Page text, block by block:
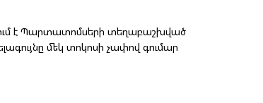
է Պարտատոմսերի տեղաբաշխված
մեկ տոկոսի չափով գումար